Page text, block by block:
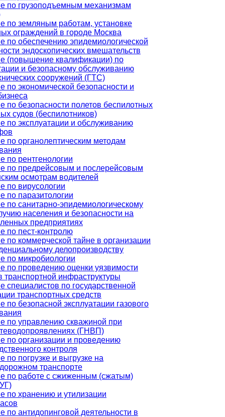
по грузоподъемным механизмам
по земляным работам, установке
ограждений в городе Москва
по обеспечению эпидемиологической
эндоскопических вмешательств
(повышение квалификации) по
и безопасному обслуживанию
сооружений (ГТС)
по экономической безопасности и
по безопасности полетов беспилотных
судов (беспилотников)
по эксплуатации и обслуживанию
по органолептическим методам
по рентгенологии
по предрейсовым и послерейсовым
осмотрам водителей
по вирусологии
по паразитологии
по санитарно-эпидемиологическому
населения и безопасности на
предприятиях
по пест-контролю
по коммерческой тайне в организации
делопроизводству
по микробиологии
по проведению оценки уязвимости
транспортной инфраструктуры
специалистов по государственной
транспортных средств
по безопасной эксплуатации газового
по управлению скважиной при
(ГНВП)
по организации и проведению
контроля
по погрузке и выгрузке на
транспорте
по работе с сжиженным (сжатым)
по хранению и утилизации
по антидопинговой деятельности в